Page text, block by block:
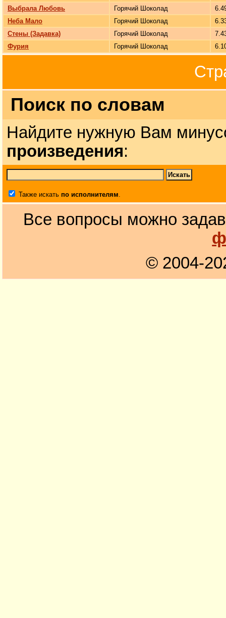
Выбрала Любовь
Горячий Шоколад
Неба Мало
Горячий Шоколад
Стены (Задавка)
Горячий Шоколад
Фурия
Горячий Шоколад
Поиск по словам
Найдите нужную Вам
произведения:
Также искать по исполнителям.
Все вопросы можно
© 2004-